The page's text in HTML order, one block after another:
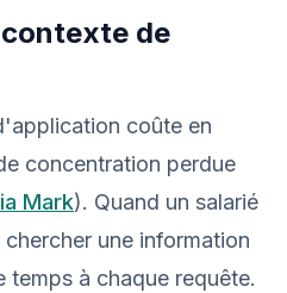
de
coûte en
concentration perdue
Mark). Quand un salarié
une information
temps à chaque requête.